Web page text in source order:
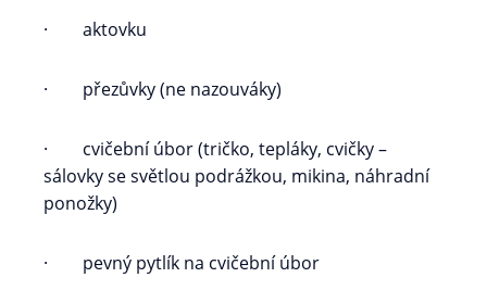
· aktovku
· přezůvky (ne nazouváky)
· cvičební úbor (tričko, tepláky, cvičky –
sálovky se světlou podrážkou, mikina, náhradní
ponožky)
· pevný pytlík na cvičební úbor